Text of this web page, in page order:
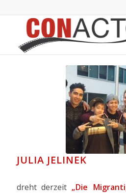
JULIA JELINEK
dreht derzeit „Die